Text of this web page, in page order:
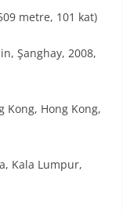
metre, 101 kat)
Şanghay, 2008,
Kong, Hong Kong,
Kala Lumpur,